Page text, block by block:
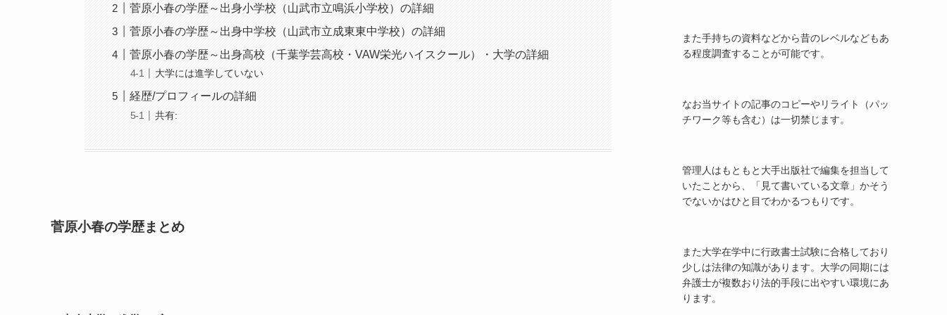
菅原小春の学歴～出身小学校（山武市立鳴浜小学校）の詳細
菅原小春の学歴～出身中学校（山武市立成東東中学校）の詳細
菅原小春の学歴～出身高校（千葉学芸高校・VAW栄光ハイスクール）・大学の詳細
大学には進学していない
経歴/プロフィールの詳細
共有:
菅原小春の学歴まとめ
また手持ちの資料などから昔のレベルなどもあ
る程度調査することが可能です。
なお当サイトの記事のコピーやリライト（パッ
チワーク等も含む）は一切禁じます。
管理人はもともと大手出版社で編集を担当して
いたことから、「見て書いている文章」かそう
でないかはひと目でわかるつもりです。
また大学在学中に行政書士試験に合格しており
少しは法律の知識があります。大学の同期には
弁護士が複数おり法的手段に出やすい環境にあ
ります。